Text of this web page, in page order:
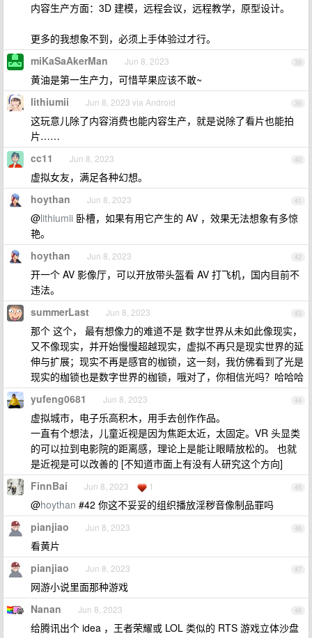
内容生产方面：3D 建模，远程会议，远程教学，原型设计。
更多的我想象不到，必须上手体验过才行。
38
miKaSaAkerMan Jun 8, 2023
黄油是第一生产力，可惜苹果应该不敢~
39
lithiumii Jun 8, 2023 via Android
这玩意儿除了内容消费也能内容生产，就是说除了看片也能拍
片……
40
cc11 Jun 8, 2023
虚拟女友，满足各种幻想。
41
hoythan Jun 8, 2023
@lithiumii 卧槽，如果有用它产生的 AV ，效果无法想象有多惊
艳。
42
hoythan Jun 8, 2023
开一个 AV 影像厅，可以开放带头盔看 AV 打飞机，国内目前不
违法。
43
summerLast Jun 8, 2023
那个 这个， 最有想像力的难道不是 数字世界从未如此像现实，
又不像现实，并开始慢慢超越现实，虚拟不再只是现实世界的延
伸与扩展；现实不再是感官的枷锁，这一刻，我仿佛看到了光是
现实的枷锁也是数字世界的枷锁，哦对了，你相信光吗？哈哈哈
44
yufeng0681 Jun 8, 2023
虚拟城市，电子乐高积木，用手去创作作品。
一直有个想法，儿童近视是因为焦距太近，太固定。VR 头显类
的可以拉到电影院的距离感，理论上是能让眼睛放松的。 也就
是近视是可以改善的 [不知道市面上有没有人研究这个方向]
45
FinnBai Jun 8, 2023 1
@hoythan #42 你这不妥妥的组织播放淫秽音像制品罪吗
46
pianjiao Jun 8, 2023
看黄片
47
pianjiao Jun 8, 2023
网游小说里面那种游戏
48
Nanan Jun 8, 2023
给腾讯出个 idea ，王者荣耀或 LOL 类似的 RTS 游戏立体沙盘